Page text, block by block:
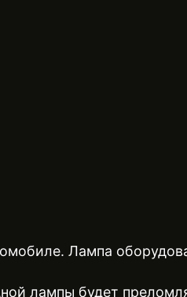
Лампа
лампы будет